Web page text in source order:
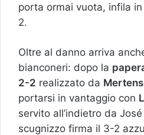
porta ormai vuota, infila
2.
Oltre al danno arriva
bianconeri: dopo la
2-2 realizzato da
portarsi in vantaggio con
servito all’indietro da
scugnizzo firma il 3-2